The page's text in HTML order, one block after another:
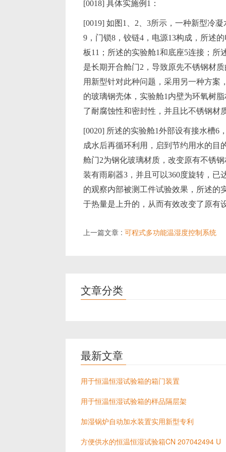
[0018] 具体实施例1：
[0019] 如图1、2、3所示，一种新型冷
9，门锁8，铰链4，电源13构成，所述
板11；所述的实验舱1和底座5连接；所
是长期开合舱门2，导致原先不锈钢材
用新型针对此种问题，采用另一种方案
的玻璃钢壳体，实验舱1内壁为环氧树
了耐腐蚀性和密封性，并且比不锈钢材
[0020] 所述的实验舱1外部设有接水槽6
成水后再循环利用，启到节约用水的目
舱门2为钢化玻璃材质，改变原有不锈
装有雨刷器3，并且可以360度旋转，
的观察内部被测工件试验效果，所述的
于热量是上升的，从而有效改变了原有
上一篇文章 : 可程式多功能温湿度控制系统
文章分类
最新文章
用于恒温恒湿试验箱的箱门装置
用于恒温恒湿试验箱的样品隔层架
加湿锅炉自动加水装置实用新型专利
方便供水的恒温恒湿试验箱CN 207042494 U